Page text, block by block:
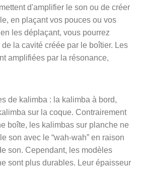
d'amplifier le son ou de créer
en plaçant vos pouces ou vos
les déplaçant, vous pourrez
la cavité créée par le boîtier. Les
amplifiées par la résonance,
de kalimba : la kalimba à bord,
sur la coque. Contrairement
boîte, les kalimbas sur planche ne
son avec le “wah-wah” en raison
son. Cependant, les modèles
sont plus durables. Leur épaisseur